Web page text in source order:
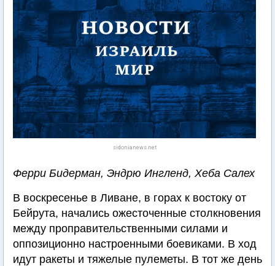
sidonianews.net
Ферри Бидерман, Эндрю Ингленд, Хеба Салех
В воскресенье в Ливане, в горах к востоку от
Бейрута, начались ожесточенные столкновения
между проправительственными силами и
оппозиционно настроенными боевиками. В ход
идут ракеты и тяжелые пулеметы. В тот же день